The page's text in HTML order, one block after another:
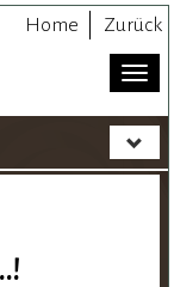
Home Zurück
Toggle